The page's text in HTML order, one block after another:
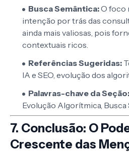
Busca Semântica:O foco
intenção por trás das
ainda mais valiosas, pois
contextuais ricos.
Referências Sugeridas:
IA e SEO, evolução dos
Palavras-chave da Seção:
Evolução Algorítmica, Busca
7. Conclusão: O
Crescente das